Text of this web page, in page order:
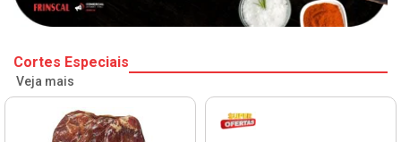
Cortes Especiais
Veja mais